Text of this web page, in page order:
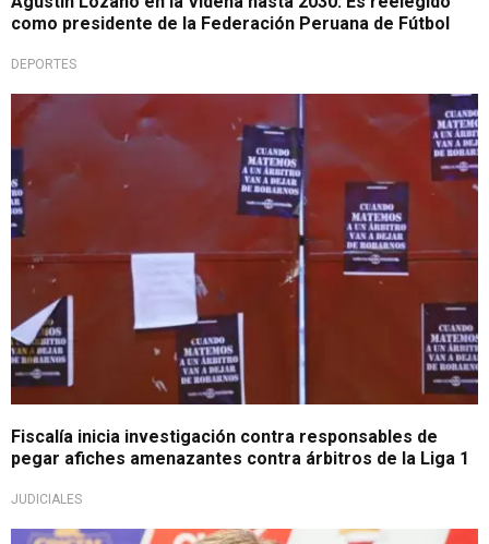
como presidente de la Federación Peruana de Fútbol
DEPORTES
Toman acciones
Fiscalía inicia investigación contra responsables de
pegar afiches amenazantes contra árbitros de la Liga 1
JUDICIALES